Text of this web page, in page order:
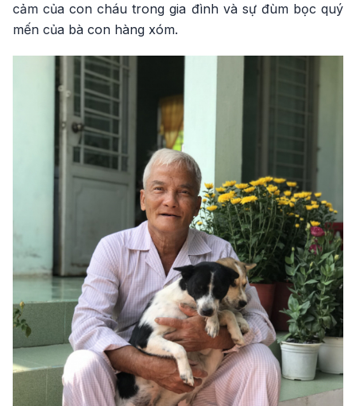
cảm của con cháu trong gia đình và sự đùm bọc quý
mến của bà con hàng xóm.